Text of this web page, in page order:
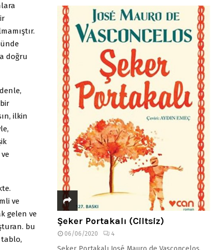
doğru
ilkin
ve
gelen ve
bu
tablo,
Şeker Portakalı (Ciltsiz)
06/06/2020 4